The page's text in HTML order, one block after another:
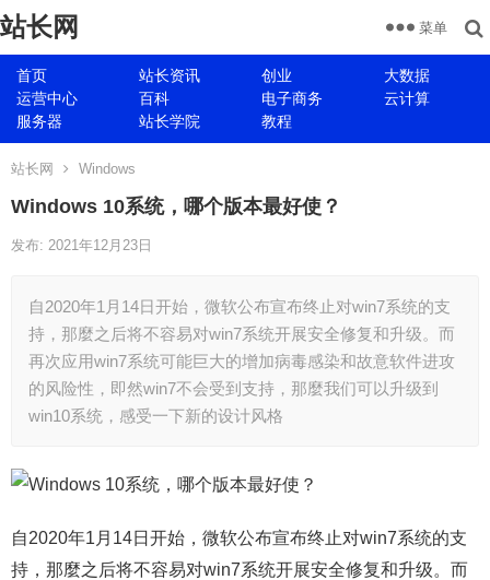
站长网
首页 站长资讯 创业
大数据
运营中心
百科 电子商务
云计算
服务器
站长学院 教程
菜单
站长网 Windows
Windows 10系统，哪个版本最好使？
发布: 2021年12月23日
自2020年1月14日开始，微软公布宣布终止对win7系统的支
持，那麼之后将不容易对win7系统开展安全修复和升级。而
再次应用win7系统可能巨大的增加病毒感染和故意软件进攻
的风险性，即然win7不会受到支持，那麼我们可以升级到
win10系统，感受一下新的设计风格
自2020年1月14日开始，微软公布宣布终止对win7系统的支
持，那麼之后将不容易对win7系统开展安全修复和升级。而